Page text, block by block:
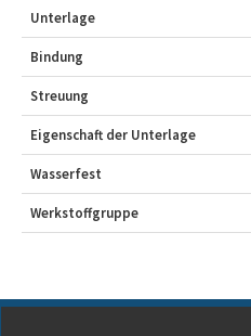
Unterlage
Bindung
Streuung
Eigenschaft der Unterlage
Wasserfest
Werkstoffgruppe